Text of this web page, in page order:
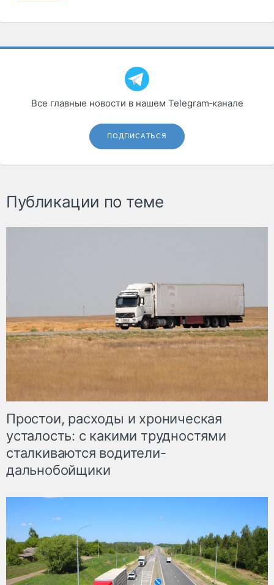
Все главные новости в нашем Telegram‑канале
ПОДПИСАТЬСЯ
Публикации по теме
Простои, расходы и хроническая
усталость: с какими трудностями
сталкиваются водители-
дальнобойщики